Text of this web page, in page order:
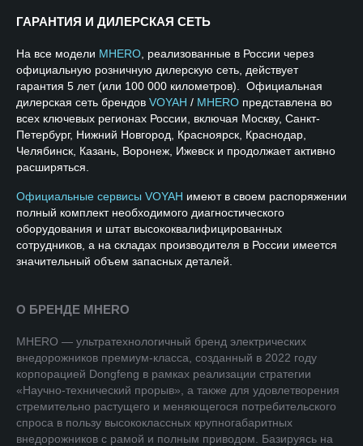
ГАРАНТИЯ И ДИЛЕРСКАЯ СЕТЬ
На все модели MHERO , реализованные в России через
официальную розничную дилерскую сеть, действует
гарантия 5 лет (или 100 000 километров). Официальная
дилерская сеть брендов VOYAH / MHERO представлена во
всех ключевых регионах России, включая Москву, Санкт-
Петербург, Нижний Новгород, Красноярск, Краснодар,
Челябинск, Казань, Воронеж, Ижевск и продолжает активно
расширяться.
Официальные сервисы VOYAH имеют в своем распоряжении
полный комплект необходимого диагностического
оборудования и штат высококвалифицированных
сотрудников, а на складах производителя в России имеется
значительный объем запасных деталей.
О БРЕНДЕ MHERO
MHERO — ультратехнологичный бренд электрических
внедорожников премиум-класса, созданный в 2022 году
корпорацией Dongfeng в рамках реализации стратегии
«Научно-технический прорыв», а также для удовлетворения
стремительно растущего и меняющегося потребительского
спроса в пользу высококлассных крупногабаритных
внедорожников с рамой и полным приводом. Базируясь на